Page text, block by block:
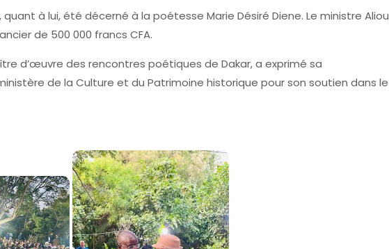
quant à lui, été décerné à la poétesse Marie Désiré Diene. Le ministre Aliou
de 500 000 francs CFA.
d’œuvre des rencontres poétiques de Dakar, a exprimé sa
de la Culture et du Patrimoine historique pour son soutien dans le